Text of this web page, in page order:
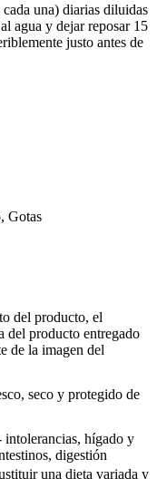
una) diarias diluidas
agua y dejar reposar 15
justo antes de
Gotas
del producto, el
del producto entregado
de la imagen del
seco y protegido de
intolerancias, hígado y
digestión
una dieta variada y